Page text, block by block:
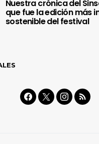
Nuestra crónica del
que fue la edición más
sostenible del festival